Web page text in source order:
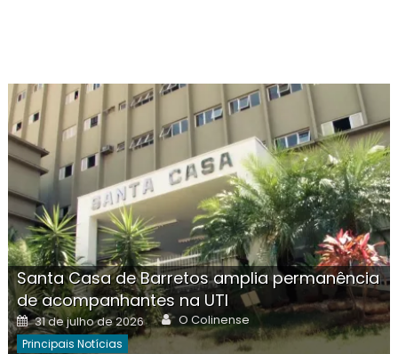
Santa Casa de Barretos amplia permanência
de acompanhantes na UTI
Posted
on
31 de julho de 2026 Author
O Colinense
Principais Notícias